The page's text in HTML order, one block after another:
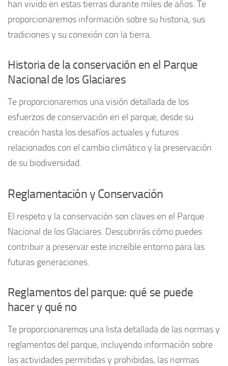
han vivido en estas tierras durante miles de años. Te
proporcionaremos información sobre su historia, sus
tradiciones y su conexión con la tierra.
Historia de la conservación en el Parque
Nacional de los Glaciares
Te proporcionaremos una visión detallada de los
esfuerzos de conservación en el parque, desde su
creación hasta los desafíos actuales y futuros
relacionados con el cambio climático y la preservación
de su biodiversidad.
Reglamentación y Conservación
El respeto y la conservación son claves en el Parque
Nacional de los Glaciares. Descubrirás cómo puedes
contribuir a preservar este increíble entorno para las
futuras generaciones.
Reglamentos del parque: qué se puede
hacer y qué no
Te proporcionaremos una lista detallada de las normas y
reglamentos del parque, incluyendo información sobre
las actividades permitidas y prohibidas, las normas